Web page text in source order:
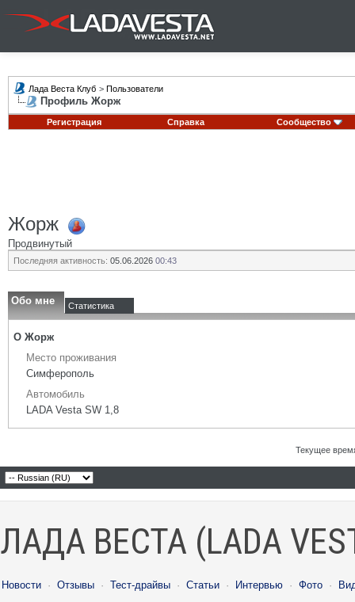
Лада Веста Клуб > Пользователи
Профиль Жорж
Регистрация Справка Сообщество
Жорж
Продвинутый
Последняя активность: 05.06.2026 00:43
Обо мне Статистика
О Жорж
Место проживания
Симферополь
Автомобиль
LADA Vesta SW 1,8
Текущее
ЛАДА ВЕСТА (LADA
Новости · Отзывы · Тест-драйвы · Статьи · Интервью · Фото ·